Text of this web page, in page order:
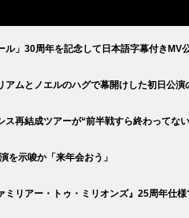
ル」30周年を記念して日本語字幕付きMV
アムとノエルのハグで幕開けした初日公演
ス再結成ツアーが“前半戦すら終わってな
を示唆か「来年会おう」
ミリアー・トゥ・ミリオンズ』25周年仕